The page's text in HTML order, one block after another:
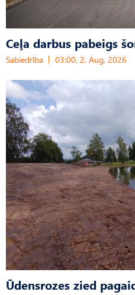
Ceļa darbus pabeigs
Sabiedrība 03:00, 2. Aug, 2026
Ūdensrozes zied